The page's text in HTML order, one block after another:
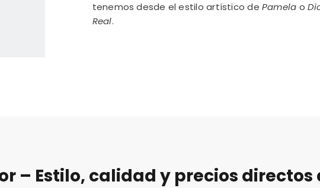
tenemos desde el estilo artístico de Pamela o
Real.
– Estilo, calidad y precios